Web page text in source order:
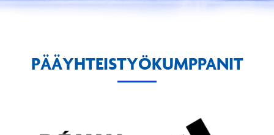
PÄÄYHTEISTYÖKUMPPANIT